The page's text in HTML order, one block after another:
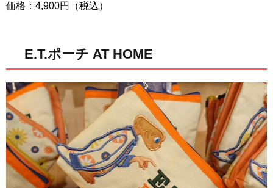
価格：4,900円（税込）
E.T.ポーチ AT HOME